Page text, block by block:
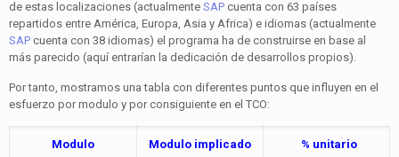
de estas localizaciones (actualmente SAP cuenta con 63 países
repartidos entre América, Europa, Asia y Africa) e idiomas (actualmente
SAP cuenta con 38 idiomas) el programa ha de construirse en base al
más parecido (aquí entrarían la dedicación de desarrollos propios).
Por tanto, mostramos una tabla con diferentes puntos que influyen en el
esfuerzo por modulo y por consiguiente en el TCO:
Modulo Modulo implicado % unitario